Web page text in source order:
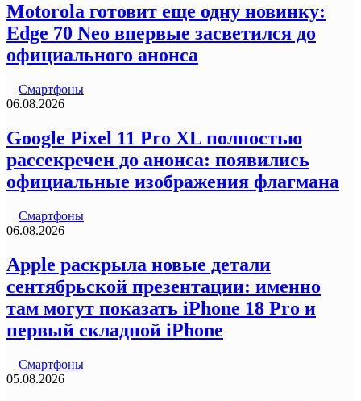
Motorola готовит еще одну новинку:
Edge 70 Neo впервые засветился до
официального анонса
Смартфоны
06.08.2026
Google Pixel 11 Pro XL полностью
рассекречен до анонса: появились
официальные изображения флагмана
Смартфоны
06.08.2026
Apple раскрыла новые детали
сентябрьской презентации: именно
там могут показать iPhone 18 Pro и
первый складной iPhone
Смартфоны
05.08.2026